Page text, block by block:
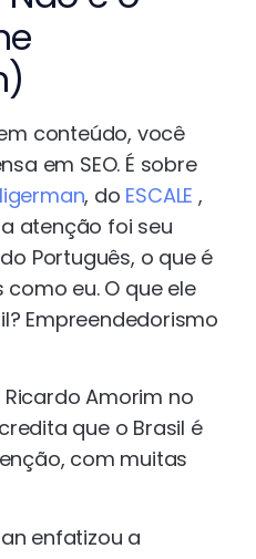
conteúdo, você
em SEO. É sobre
, do ESCALE,
atenção foi seu
Português, o que é
eu. O que ele
Empreendedorismo
Amorim no
que o Brasil é
com muitas
enfatizou a